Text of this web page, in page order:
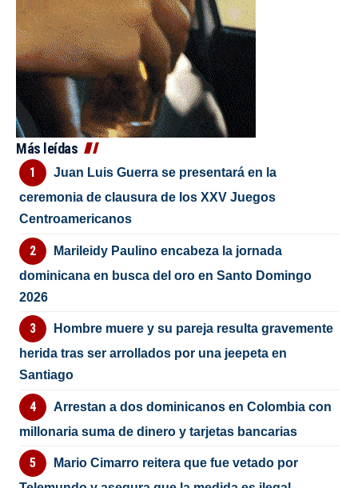
Más leídas
Juan Luis Guerra se presentará en la
ceremonia de clausura de los XXV Juegos
Centroamericanos
Marileidy Paulino encabeza la jornada
dominicana en busca del oro en Santo Domingo
2026
Hombre muere y su pareja resulta gravemente
herida tras ser arrollados por una jeepeta en
Santiago
Arrestan a dos dominicanos en Colombia con
millonaria suma de dinero y tarjetas bancarias
Mario Cimarro reitera que fue vetado por